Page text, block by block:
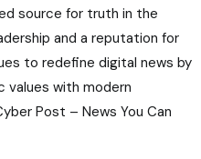
source for truth in the
and a reputation for
to redefine digital news by
values with modern
Post – News You Can